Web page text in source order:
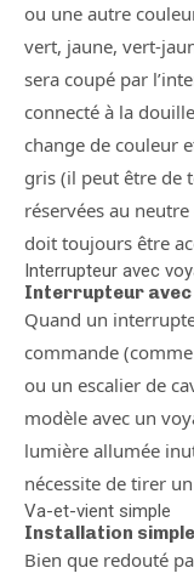
ou une autre
vert, jaune, vert-
sera coupé par
connecté à la
change de couleur
gris (il peut être de
réservées au
doit toujours être
Interrupteur avec
Interrupteur avec
Quand un
commande
ou un escalier de
modèle avec un
lumière allumée
nécessite de tirer
Va-et-vient simple
Installation
Bien que redouté